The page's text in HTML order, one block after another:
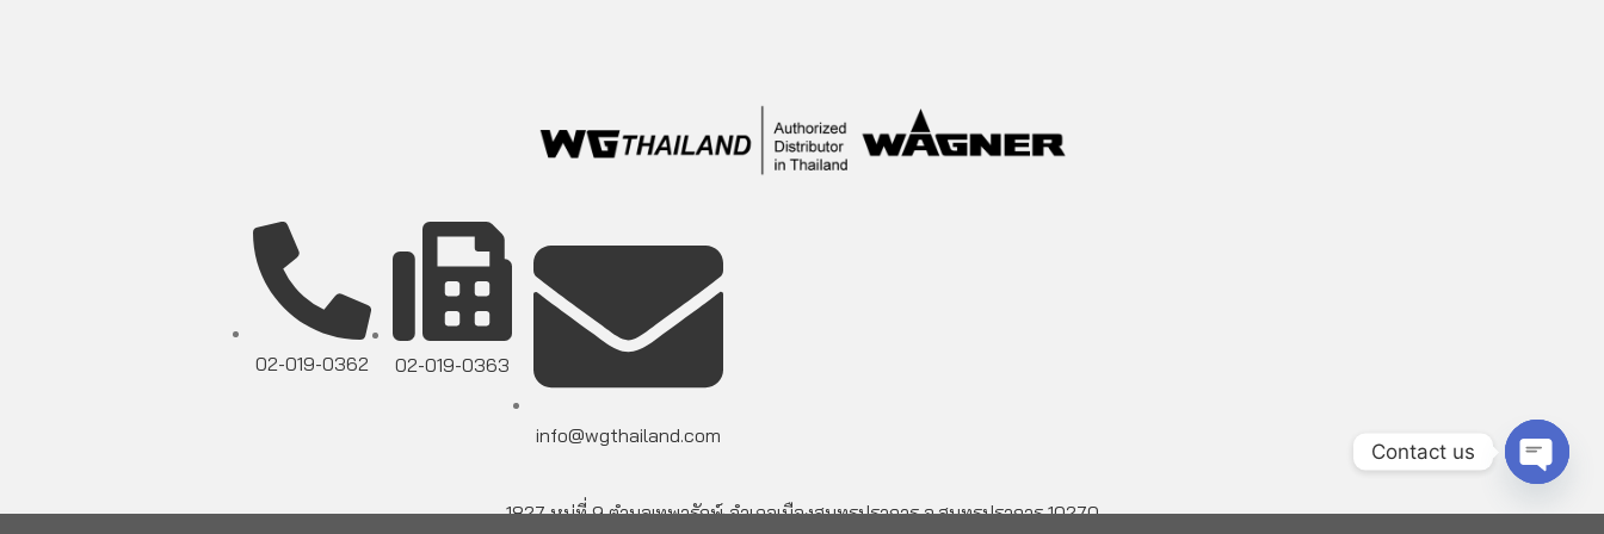
02-019-0362 02-019-0363
info@wgthailand.com
1827 หมู่ที่ 9 ตำบลเทพารักษ์ อำเภอเมืองสมุทรปราการ จ.สมุทรปราการ 10270
Contact us